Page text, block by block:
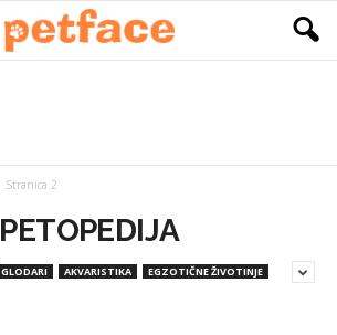
Stranica 2
PETOPEDIJA
GLODARI AKVARISTIKA EGZOTIČNE ŽIVOTINJE